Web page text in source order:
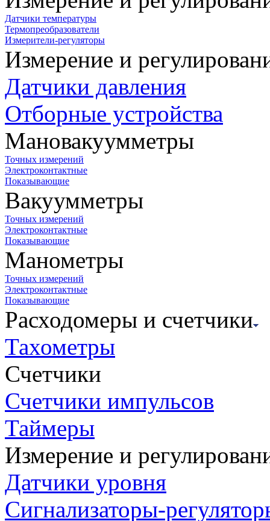
Датчики температуры
Термопреобразователи
Измерители-регуляторы
Измерение и
Датчики давления
Отборные устройства
Мановакуумметры
Точных измерений
Электроконтактные
Показывающие
Вакуумметры
Точных измерений
Электроконтактные
Показывающие
Манометры
Точных измерений
Электроконтактные
Показывающие
Расходомеры и счетчики
Тахометры
Счетчики
Счетчики импульсов
Таймеры
Измерение и
Датчики уровня
Сигнализаторы-